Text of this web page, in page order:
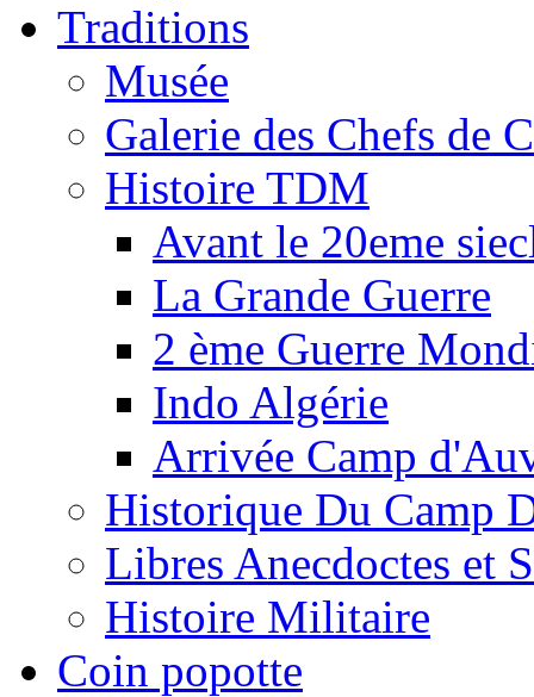
Traditions
Musée
Galerie des Chefs de
Histoire TDM
Avant le 20eme
La Grande Guerre
2 ème Guerre
Indo Algérie
Arrivée Camp
Historique Du Camp
Libres Anecdoctes et
Histoire Militaire
Coin popotte